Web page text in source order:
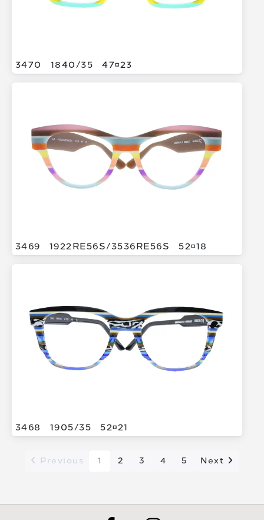
3470 1840/35 4723
3469 1922RE56S/3536RE56S 5218
3468 1905/35 5221
Previous 1 2 3 4 5 Next